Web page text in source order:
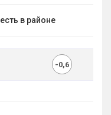
есть в районе
-0,6